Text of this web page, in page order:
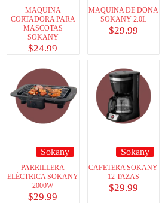
MAQUINA
CORTADORA PARA
MASCOTAS
SOKANY
$24.99
MAQUINA DE DONA
SOKANY 2.0L
$29.99
Sokany
PARRILLERA
ELÉCTRICA SOKANY
2000W
$29.99
Sokany
CAFETERA SOKANY
12 TAZAS
$29.99